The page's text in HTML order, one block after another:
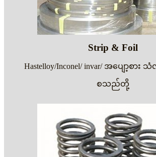
Strip & Foil
Hastelloy/Inconel/ invar/ အပျော့စ
စသည်တို့